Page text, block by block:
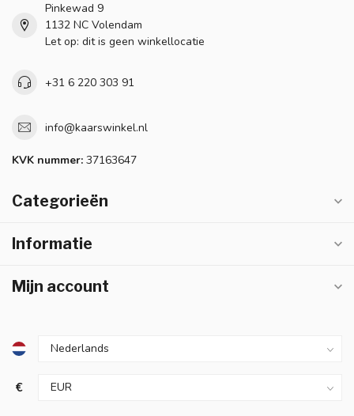
Pinkewad 9
1132 NC Volendam
Let op: dit is geen winkellocatie
+31 6 220 303 91
info@kaarswinkel.nl
KVK nummer: 37163647
Categorieën
Informatie
Mijn account
€